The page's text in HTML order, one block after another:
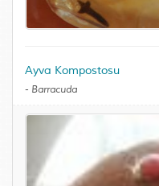
Ayva Kompostosu
- Barracuda